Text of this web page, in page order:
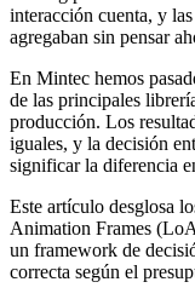
interacción cuenta, y
agregaban sin pensar
En Mintec hemos
de las principales
producción. Los
iguales, y la decisión
significar la diferencia
Este artículo desglosa
Animation Frames
un framework de
correcta según el